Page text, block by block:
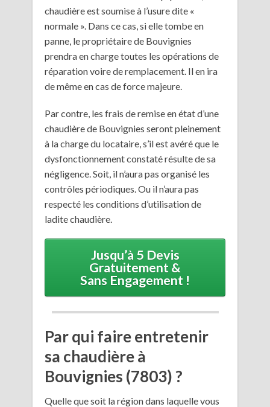
chaudière est soumise à l’usure dite «
normale ». Dans ce cas, si elle tombe en
panne, le propriétaire de Bouvignies
prendra en charge toutes les opérations de
réparation voire de remplacement. Il en ira
de même en cas de force majeure.
Par contre, les frais de remise en état d’une
chaudière de Bouvignies seront pleinement
à la charge du locataire, s’il est avéré que le
dysfonctionnement constaté résulte de sa
négligence. Soit, il n’aura pas organisé les
contrôles périodiques. Ou il n’aura pas
respecté les conditions d’utilisation de
ladite chaudière.
Jusqu’à 5 Devis
Gratuitement &
Sans Engagement !
Par qui faire entretenir
sa chaudière à
Bouvignies (7803) ?
Quelle que soit la région dans laquelle vous